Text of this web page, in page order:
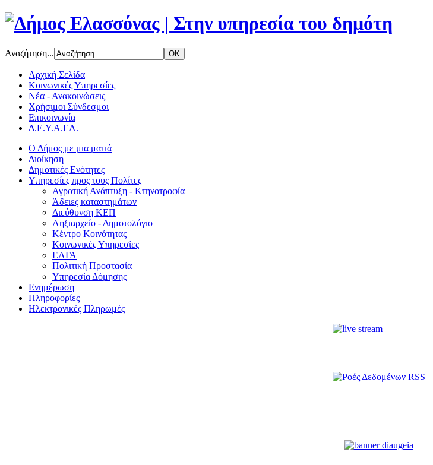
Αναζήτηση...
Αρχική Σελίδα
Κοινωνικές Υπηρεσίες
Νέα - Ανακοινώσεις
Χρήσιμοι Σύνδεσμοι
Επικοινωνία
Δ.Ε.Υ.Α.ΕΛ.
Ο Δήμος με μια ματιά
Διοίκηση
Δημοτικές Ενότητες
Υπηρεσίες προς τους Πολίτες
Αγροτική Ανάπτυξη - Κτηνοτροφία
Άδειες καταστημάτων
Διεύθυνση ΚΕΠ
Ληξιαρχείο - Δημοτολόγιο
Κέντρο Κοινότητας
Κοινωνικές Υπηρεσίες
ΕΛΓΑ
Πολιτική Προστασία
Υπηρεσία Δόμησης
Ενημέρωση
Πληροφορίες
Ηλεκτρονικές Πληρωμές